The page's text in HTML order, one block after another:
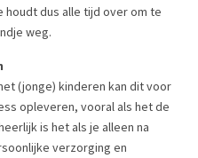
houdt dus alle tijd over om te
weg.
(jonge) kinderen kan dit voor
opleveren, vooral als het de
is het als je alleen na
verzorging en